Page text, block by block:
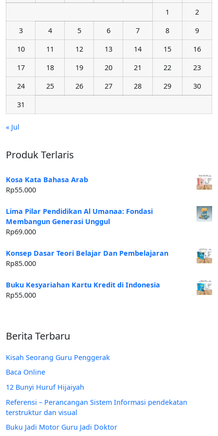
1
2
3
4 5 6 7 8
9
10
11 12 13 14 15
16
17
18 19 20 21 22
23
24
25 26 27 28 29
30
31
« Jul
Produk Terlaris
Kosa Kata Bahasa Arab
Rp55.000
Lima Pilar Pendidikan Al Umanaa: Fondasi
Membangun Generasi Unggul
Rp69.000
Konsep Dasar Teori Belajar Dan Pembelajaran
Rp85.000
Buku Kesyariahan Kartu Kredit di Indonesia
Rp55.000
Berita Terbaru
Kisah Seorang Guru Penggerak
Baca Online
12 Bunyi Huruf Hijaiyah
Referensi – Perancangan Sistem Informasi pendekatan
terstruktur dan visual
Buku Jadi Motor Guru Jadi Doktor